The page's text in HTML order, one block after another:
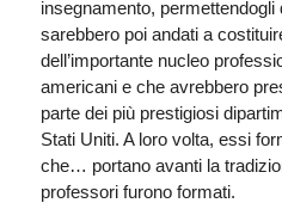
insegnamento,
sarebbero poi andati a
dell’importante nucleo
americani e che avrebbero
parte dei più prestigiosi
Stati Uniti. A loro volta, essi
che… portano avanti la
professori furono formati.